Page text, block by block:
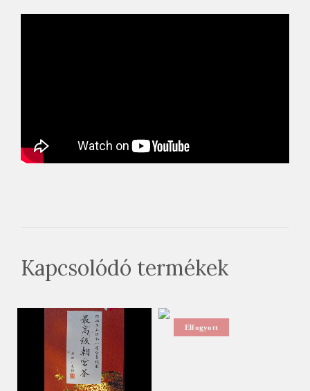
Kapcsolódó termékek
Elfogyott